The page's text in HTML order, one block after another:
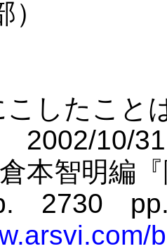
したこと
2002/10/31
本智明編
2730